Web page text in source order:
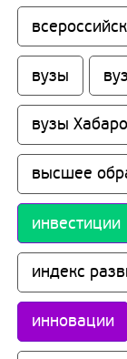
вузы
вузы
высшее
инвестиции
индекс
инновации